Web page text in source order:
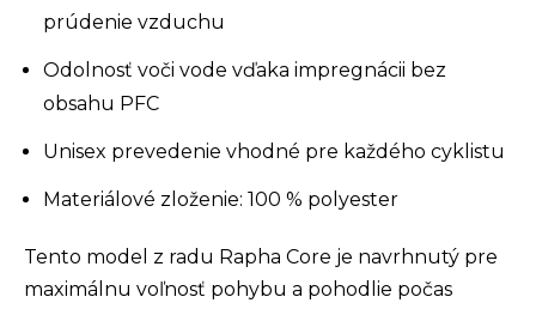
prúdenie vzduchu
Odolnosť voči vode vďaka impregnácii bez
obsahu PFC
Unisex prevedenie vhodné pre každého cyklistu
Materiálové zloženie: 100 % polyester
Tento model z radu Rapha Core je navrhnutý pre
maximálnu voľnosť pohybu a pohodlie počas